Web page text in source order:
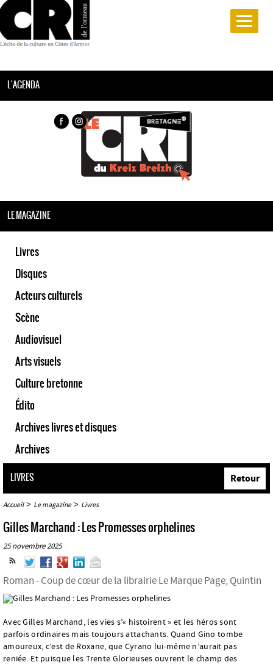
L'AGENDA
LE MAGAZINE
Livres
Disques
Acteurs culturels
Scène
Audiovisuel
Arts visuels
Culture bretonne
Édito
Archives livres et disques
Archives
LIVRES
Accueil> Le magazine> Livres
Retour
Gilles Marchand : Les Promesses orphelines
25 novembre 2025
Roman - Coup de cœur de la librairie Le Marque Page, Quintin
Avec Gilles Marchand, les vies s’« histoirent » et les héros sont
parfois ordinaires mais toujours attachants. Quand Gino tombe
amoureux, c’est de Roxane, que Cyrano lui-même n’aurait pas
reniée. Et puisque les Trente Glorieuses ouvrent le champ des